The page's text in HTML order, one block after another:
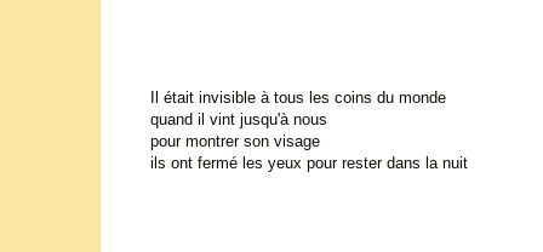
Il était invisible à tous les coins du monde
quand il vint jusqu'à nous
pour montrer son visage
ils ont fermé les yeux pour rester dans la nuit